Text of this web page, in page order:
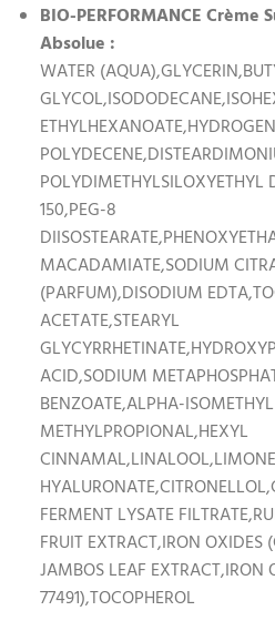
BIO-PERFORMANCE Crème
Absolue :
WATER
POLYDIMETHYLSILOXYETHYL
150,PEG-8
MACADAMIATE,SODIUM
(PARFUM),DISODIUM
ACETATE,STEARYL
ACID,SODIUM
BENZOATE,ALPHA-
METHYLPROPIONAL,HEXYL
FERMENT LYSATE
FRUIT EXTRACT,IRON OXIDES
JAMBOS LEAF EXTRACT,IRON
77491),TOCOPHEROL